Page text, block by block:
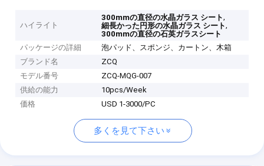
ハイライト
300mmの直径の水晶ガラス シート,
細長かった円形の水晶ガラス シート,
300mmの直径の石英ガラスシート
パッケージの詳細
泡パッド、スポンジ、カートン、木箱
ブランド名
ZCQ
モデル番号
ZCQ-MQG-007
供給の能力
10pcs/Week
価格
USD 1-3000/PC
多くを見て下さい